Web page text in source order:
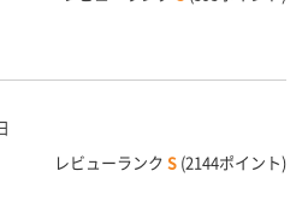
レビューランク S (2144ポイント)